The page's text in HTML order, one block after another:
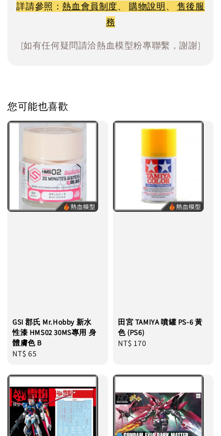
詳請參照：熱血會員制度、 購物說明、 售後服
務
[如有任何疑問請洽熱血模型粉專聯繫，謝謝]
您可能也喜歡
GSI 郡氏 Mr.Hobby 新水
性漆 HMS02 30MS專用 身
體膚色 B
Regular
NT$ 65
田宮 TAMIYA 噴罐 PS-6 黃
色 (PS6)
Regular
NT$ 170